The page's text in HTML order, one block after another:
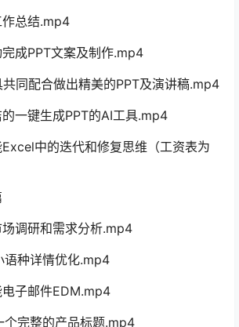
总结.mp4
成PPT文案及制作.mp4
同配合做出精美的PPT及演讲稿.mp4
一键生成PPT的AI工具.mp4
中的迭代和修复思维（工资表为
调研和需求分析.mp4
种详情优化.mp4
子邮件EDM.mp4
完整的产品标题.mp4